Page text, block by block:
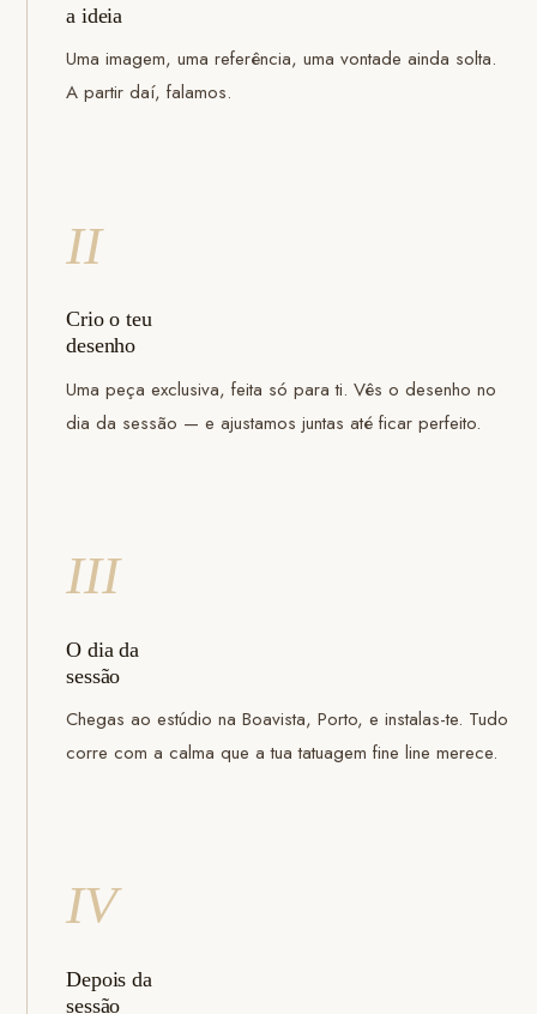
a ideia
Uma imagem, uma referência, uma vontade ainda solta.
A partir daí, falamos.
II
Crio o teu
desenho
Uma peça exclusiva, feita só para ti. Vês o desenho no
dia da sessão — e ajustamos juntas até ficar perfeito.
III
O dia da
sessão
Chegas ao estúdio na Boavista, Porto, e instalas-te. Tudo
corre com a calma que a tua tatuagem fine line merece.
IV
Depois da
sessão